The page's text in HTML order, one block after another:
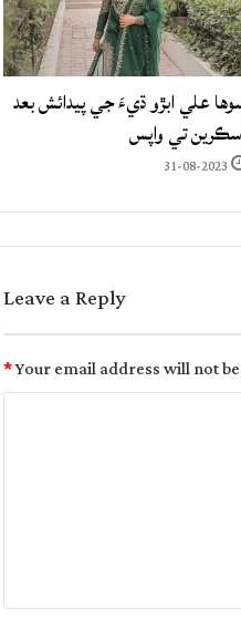
علي ابڙو ڌيءَ جي پيدائش بعد
تي واپس
31-08-2023
Leave a Reply
Your email address will not
*